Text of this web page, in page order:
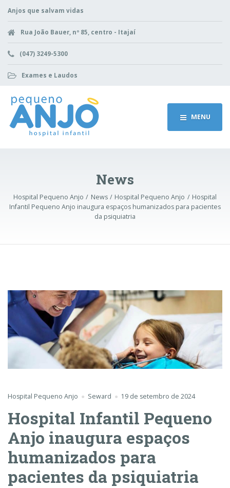
Anjos que salvam vidas
Rua João Bauer, nº 85, centro - Itajaí
(047) 3249-5300
Exames e Laudos
MENU
News
Hospital Pequeno Anjo News Hospital Pequeno Anjo
Hospital
Infantil Pequeno Anjo inaugura espaços humanizados para pacientes
da psiquiatria
Hospital Pequeno Anjo Seward 19 de setembro de 2024
Hospital Infantil Pequeno
Anjo inaugura espaços
humanizados para
pacientes da psiquiatria